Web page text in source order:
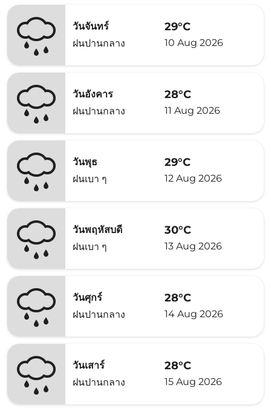
วันจันทร์
ฝนปานกลาง
29°C
10 Aug 2026
วันอังคาร
ฝนปานกลาง
28°C
11 Aug 2026
วันพุธ
ฝนเบา ๆ
29°C
12 Aug 2026
วันพฤหัสบดี
ฝนเบา ๆ
30°C
13 Aug 2026
วันศุกร์
ฝนปานกลาง
28°C
14 Aug 2026
วันเสาร์
ฝนปานกลาง
28°C
15 Aug 2026